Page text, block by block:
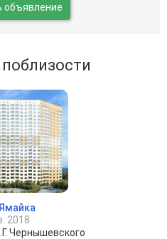
объявление
2018
Чернышевского